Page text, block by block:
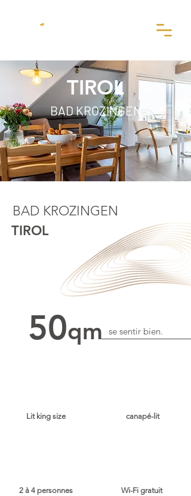
TIROL
BAD KROZINGEN
BAD KROZINGEN
TIROL
50qm se sentir bien.
Lit king size
2 à 4 personnes
canapé-lit
Wi-Fi gratuit